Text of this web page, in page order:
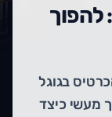
להפוך
בגוגל
מעשי כיצד